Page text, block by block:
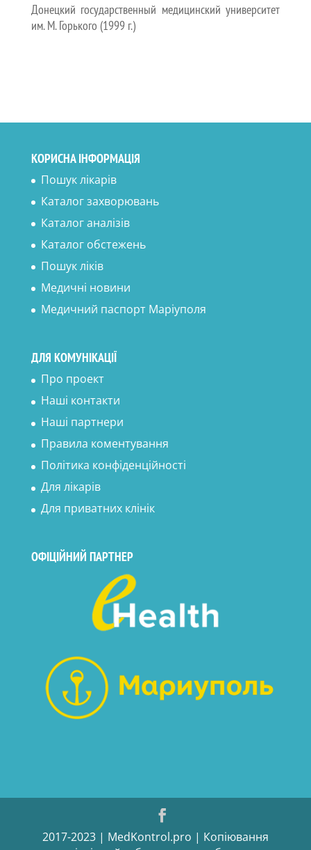
Донецкий государственный медицинский университет
им. М. Горького (1999 г.)
КОРИСНА ІНФОРМАЦІЯ
Пошук лікарів
Каталог захворювань
Каталог аналізів
Каталог обстежень
Пошук ліків
Медичні новини
Медичний паспорт Маріуполя
ДЛЯ КОМУНІКАЦІЇ
Про проект
Наші контакти
Наші партнери
Правила коментування
Політика конфіденційності
Для лікарів
Для приватних клінік
ОФІЦІЙНИЙ ПАРТНЕР
2017-2023 | MedKontrol.pro | Копіювання